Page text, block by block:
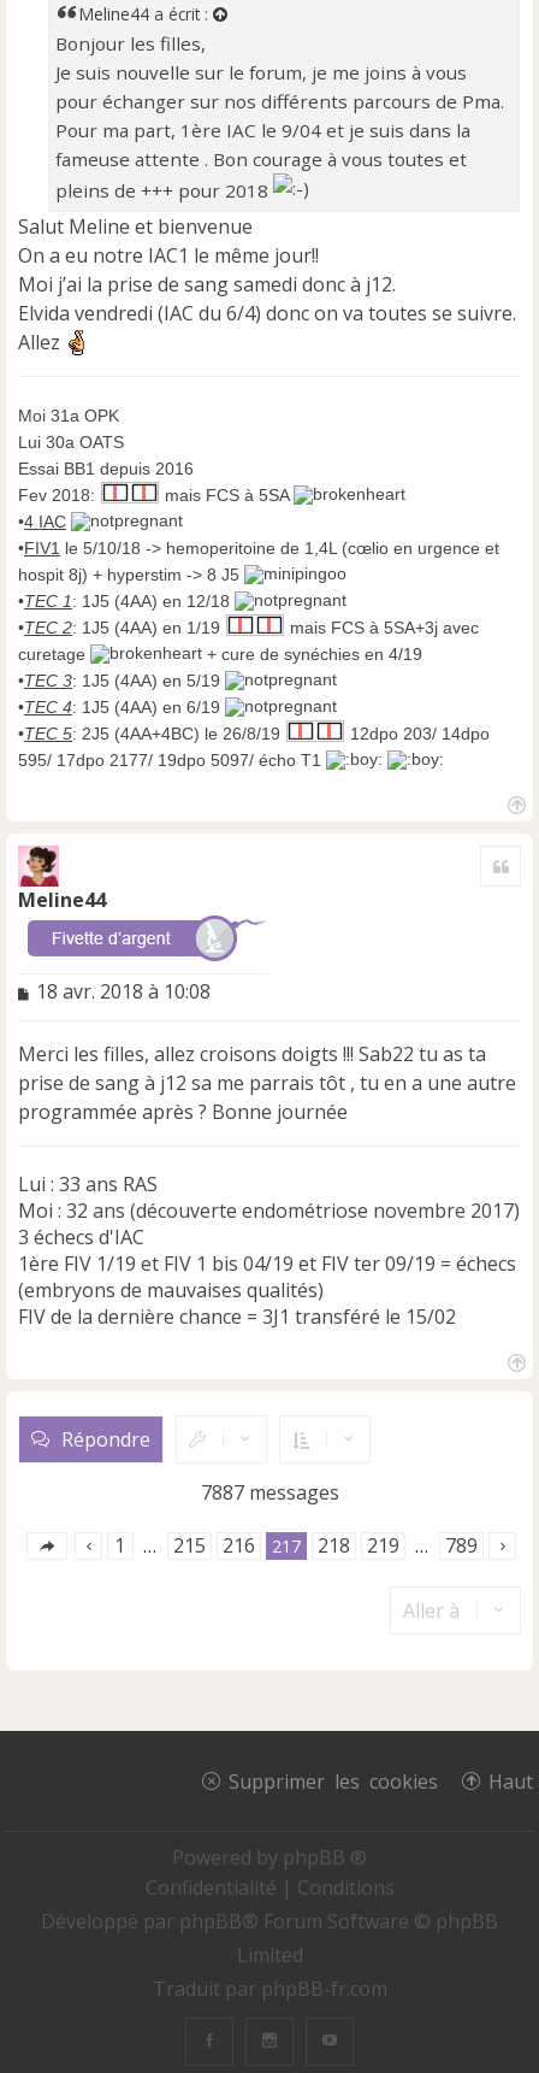
Meline44 a écrit :
Bonjour les filles,
Je suis nouvelle sur le forum, je me joins à vous
pour échanger sur nos différents parcours de Pma.
Pour ma part, 1ère IAC le 9/04 et je suis dans la
fameuse attente . Bon courage à vous toutes et
pleins de +++ pour 2018
Salut Meline et bienvenue
On a eu notre IAC1 le même jour!!
Moi j’ai la prise de sang samedi donc à j12.
Elvida vendredi (IAC du 6/4) donc on va toutes se suivre.
Allez
Moi 31a OPK
Lui 30a OATS
Essai BB1 depuis 2016
Fev 2018:
mais FCS à 5SA
•4 IAC
•FIV1 le 5/10/18 -> hemoperitoine de 1,4L (cœlio en urgence et
hospit 8j) + hyperstim -> 8 J5
•TEC 1 : 1J5 (4AA) en 12/18
•TEC 2: 1J5 (4AA) en 1/19
mais FCS à 5SA+3j avec
curetage
+ cure de synéchies en 4/19
•TEC 3: 1J5 (4AA) en 5/19
•TEC 4: 1J5 (4AA) en 6/19
•TEC 5: 2J5 (4AA+4BC) le 26/8/19
12dpo 203/ 14dpo
595/ 17dpo 2177/ 19dpo 5097/ écho T1
Meline44
M
s
a
g
e
n
l
u
18 avr. 2018 à 10:08
Merci les filles, allez croisons doigts !!! Sab22 tu as ta
prise de sang à j12 sa me parrais tôt , tu en a une autre
programmée après ? Bonne journée
Lui : 33 ans RAS
Moi : 32 ans (découverte endométriose novembre 2017)
3 échecs d'IAC
1ère FIV 1/19 et FIV 1 bis 04/19 et FIV ter 09/19 = échecs
(embryons de mauvaises qualités)
FIV de la dernière chance = 3J1 transféré le 15/02
Répondre
7887 messages
1 … 215 216 217 218 219 … 789
Aller à
Haut
Supprimer les cookies
Powered by phpBB ®
Confidentialité | Conditions
Développé par phpBB® Forum Software © phpBB
Limited
Traduit par phpBB-fr.com